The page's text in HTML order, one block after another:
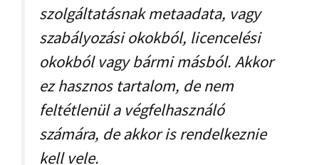
szolgáltatásnak metaadata, vagy
szabályozási okokból, licencelési
okokból vagy bármi másból. Akkor
ez hasznos tartalom, de nem
feltétlenül a végfelhasználó
számára, de akkor is rendelkeznie
kell vele.